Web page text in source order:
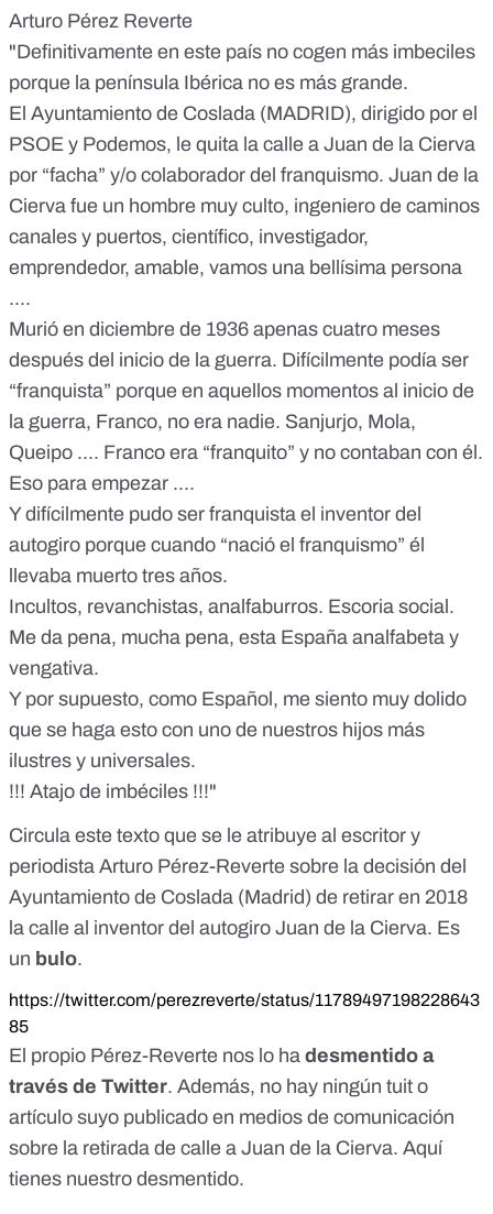
Arturo Pérez Reverte
"Definitivamente en este país no cogen más imbeciles
porque la península Ibérica no es más grande.
El Ayuntamiento de Coslada (MADRID), dirigido por el
PSOE y Podemos, le quita la calle a Juan de la Cierva
por “facha” y/o colaborador del franquismo. Juan de la
Cierva fue un hombre muy culto, ingeniero de caminos
canales y puertos, científico, investigador,
emprendedor, amable, vamos una bellísima persona
....
Murió en diciembre de 1936 apenas cuatro meses
después del inicio de la guerra. Difícilmente podía ser
“franquista” porque en aquellos momentos al inicio de
la guerra, Franco, no era nadie. Sanjurjo, Mola,
Queipo .... Franco era “franquito” y no contaban con él.
Eso para empezar ....
Y difícilmente pudo ser franquista el inventor del
autogiro porque cuando “nació el franquismo” él
llevaba muerto tres años.
Incultos, revanchistas, analfaburros. Escoria social.
Me da pena, mucha pena, esta España analfabeta y
vengativa.
Y por supuesto, como Español, me siento muy dolido
que se haga esto con uno de nuestros hijos más
ilustres y universales.
!!! Atajo de imbéciles !!!"
Circula este texto que se le atribuye al escritor y
periodista Arturo Pérez-Reverte sobre la decisión del
Ayuntamiento de Coslada (Madrid) de retirar en 2018
la calle al inventor del autogiro Juan de la Cierva. Es
un bulo.
https://twitter.com/perezreverte/status/11789497198228643
85
El propio Pérez-Reverte nos lo ha desmentido a
través de Twitter. Además, no hay ningún tuit o
artículo suyo publicado en medios de comunicación
sobre la retirada de calle a Juan de la Cierva. Aquí
tienes nuestro desmentido.